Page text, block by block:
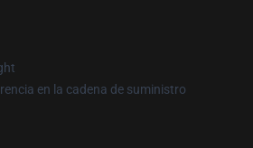
en la cadena de suministro